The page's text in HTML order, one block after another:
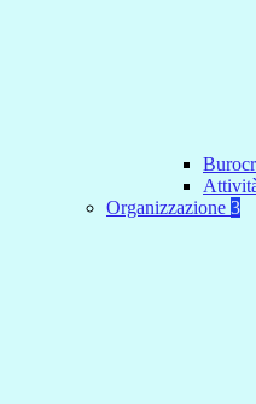
Organizzazione 3